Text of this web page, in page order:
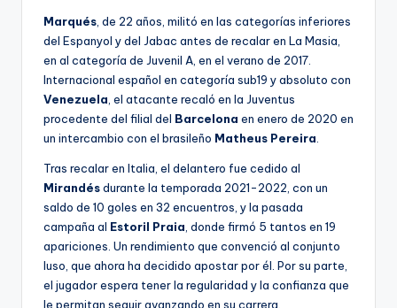
Marqués, de 22 años, militó en las categorías inferiores
del Espanyol y del Jabac antes de recalar en La Masia,
en al categoría de Juvenil A, en el verano de 2017.
Internacional español en categoría sub19 y absoluto con
Venezuela, el atacante recaló en la Juventus
procedente del filial del Barcelona en enero de 2020 en
un intercambio con el brasileño Matheus Pereira.
Tras recalar en Italia, el delantero fue cedido al
Mirandésdurante la temporada 2021-2022, con un
saldo de 10 goles en 32 encuentros, y la pasada
campaña al Estoril Praia, donde firmó 5 tantos en 19
apariciones. Un rendimiento que convenció al conjunto
luso, que ahora ha decidido apostar por él. Por su parte,
el jugador espera tener la regularidad y la confianza que
le permitan seguir avanzando en su carrera.